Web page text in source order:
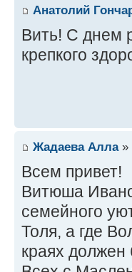
Анатолий
Вить! С днем
крепкого
Жадаева Алла»
Всем привет!
Витюша
семейного
Толя, а где
краях должен